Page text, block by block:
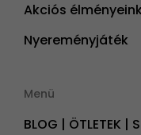
Akciós élményeink
Nyereményjáték
Menü
BLOG | ÖTLETEK |